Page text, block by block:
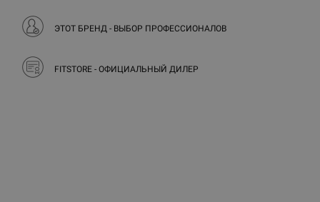
ЭТОТ БРЕНД - ВЫБОР ПРОФЕССИОНАЛОВ
FITSTORE - ОФИЦИАЛЬНЫЙ ДИЛЕР